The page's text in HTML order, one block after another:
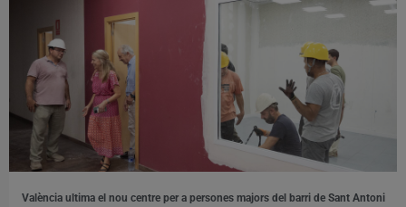
València ultima el nou centre per a persones majors del barri de Sant Antoni